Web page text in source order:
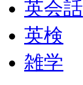
英会話
英検
雑学